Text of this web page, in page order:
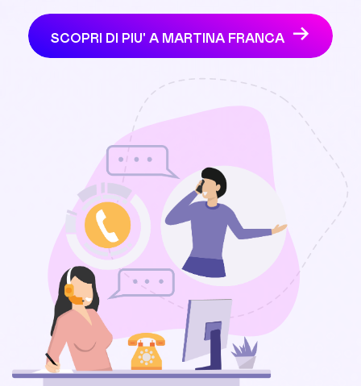
SCOPRI DI PIU' A MARTINA FRANCA